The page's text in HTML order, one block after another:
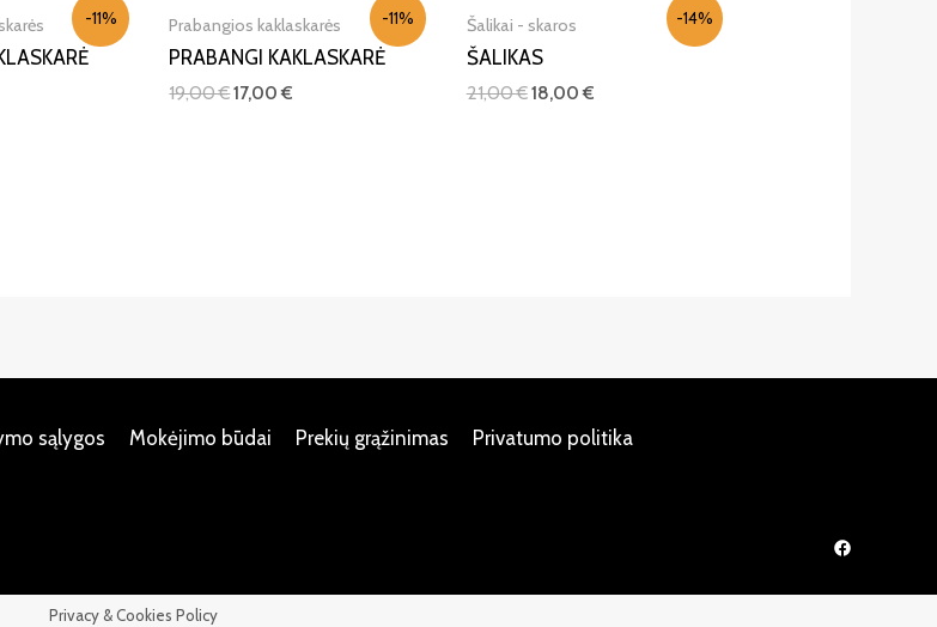
-11% -11%
Prabangios kaklaskarės
PRABANGI KAKLASKARĖ
19,00€17,00€
-14%
Šalikai - skaros
ŠALIKAS
21,00€18,00€
sąlygos Mokėjimo būdai Prekių grąžinimas Privatumo politika
Privacy & Cookies Policy